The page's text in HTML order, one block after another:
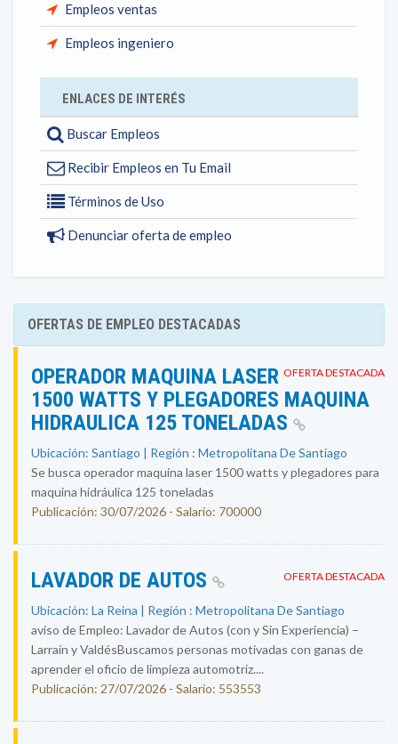
Empleos ventas
Empleos ingeniero
ENLACES DE INTERÉS
Buscar Empleos
Recibir Empleos en Tu Email
Términos de Uso
Denunciar oferta de empleo
OFERTAS DE EMPLEO DESTACADAS
OFERTA DESTACADA
OPERADOR MAQUINA LASER
1500 WATTS Y PLEGADORES MAQUINA
HIDRAULICA 125 TONELADAS
Ubicación: Santiago | Región : Metropolitana De Santiago
Se busca operador maquina laser 1500 watts y plegadores para
maquina hidráulica 125 toneladas
Publicación: 30/07/2026 - Salario: 700000
OFERTA DESTACADA
LAVADOR DE AUTOS
Ubicación: La Reina | Región : Metropolitana De Santiago
aviso de Empleo: Lavador de Autos (con y Sin Experiencia) –
Larraín y ValdésBuscamos personas motivadas con ganas de
aprender el oficio de limpieza automotriz....
Publicación: 27/07/2026 - Salario: 553553